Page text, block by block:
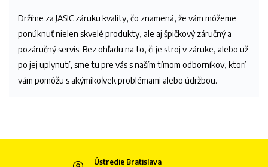
Držíme za JASIC záruku kvality, čo znamená, že vám môžeme
ponúknuť nielen skvelé produkty, ale aj špičkový záručný a
pozáručný servis. Bez ohľadu na to, či je stroj v záruke, alebo už
po jej uplynutí, sme tu pre vás s naším tímom odborníkov, ktorí
vám pomôžu s akýmikoľvek problémami alebo údržbou.
Ústredie Bratislava